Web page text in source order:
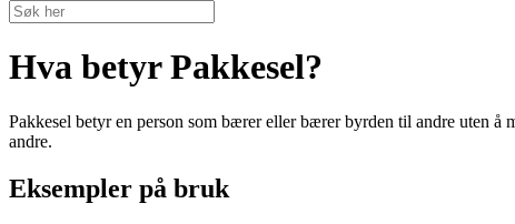
Hva betyr Pakkesel?
Pakkesel betyr en person som bærer eller bærer byrden til andre uten
andre.
Eksempler på bruk